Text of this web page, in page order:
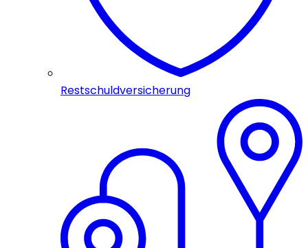
Restschuldversicherung